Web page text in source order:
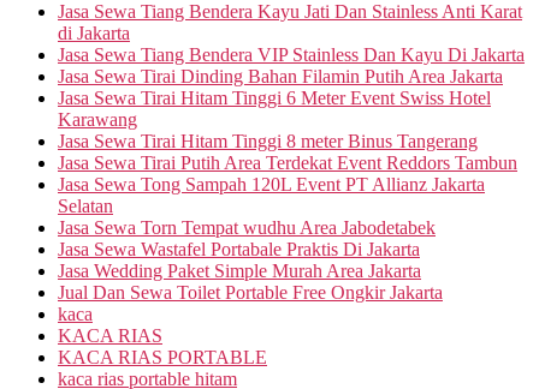
Jasa Sewa Tiang Bendera Kayu Jati Dan Stainless Anti Karat
di Jakarta
Jasa Sewa Tiang Bendera VIP Stainless Dan Kayu Di Jakarta
Jasa Sewa Tirai Dinding Bahan Filamin Putih Area Jakarta
Jasa Sewa Tirai Hitam Tinggi 6 Meter Event Swiss Hotel
Karawang
Jasa Sewa Tirai Hitam Tinggi 8 meter Binus Tangerang
Jasa Sewa Tirai Putih Area Terdekat Event Reddors Tambun
Jasa Sewa Tong Sampah 120L Event PT Allianz Jakarta
Selatan
Jasa Sewa Torn Tempat wudhu Area Jabodetabek
Jasa Sewa Wastafel Portabale Praktis Di Jakarta
Jasa Wedding Paket Simple Murah Area Jakarta
Jual Dan Sewa Toilet Portable Free Ongkir Jakarta
kaca
KACA RIAS
KACA RIAS PORTABLE
kaca rias portable hitam